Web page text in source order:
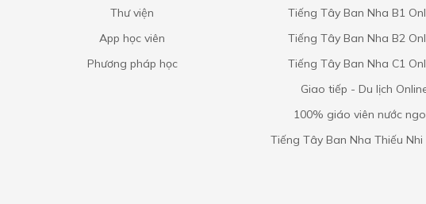
Thư viện
App học viên
Phương pháp học
Tiếng Tây Ban Nha B1
Tiếng Tây Ban Nha B2
Tiếng Tây Ban Nha C1
Giao tiếp - Du lịch
100% giáo viên nước
Tiếng Tây Ban Nha Thiếu Nhi